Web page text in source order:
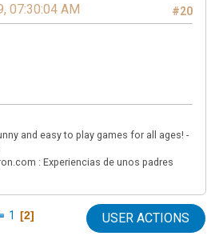
#20
07:30:04 AM
and easy to play games for all ages! -
: Experiencias de unos padres
1 2 USER ACTIONS